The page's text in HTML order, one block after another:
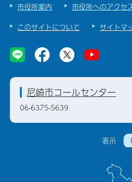
市役所案内 市役所へのアクセ
このサイトについて
サイトマ
表示
尼崎市コールセンター
06-6375-5639